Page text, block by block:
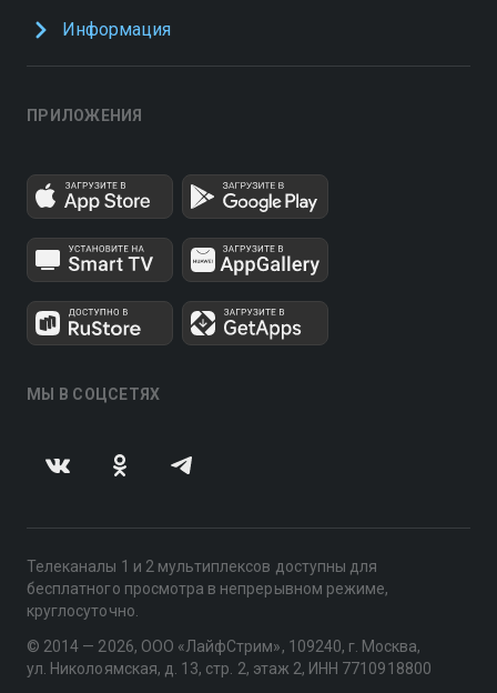
Информация
ПРИЛОЖЕНИЯ
МЫ В СОЦСЕТЯХ
Телеканалы 1 и 2 мультиплексов доступны для
бесплатного просмотра в непрерывном режиме,
круглосуточно.
© 2014 — 2026, ООО «ЛайфСтрим», 109240, г. Москва,
ул. Николоямская, д. 13, стр. 2, этаж 2, ИНН 7710918800